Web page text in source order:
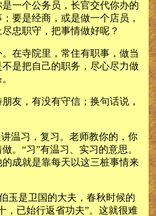
一个公务员，长官交代你办的
要是经商，或是做一个店员，
忠职守，把事情做好呢？
在寺院里，常住有职事，做当
是把自己的职务，尽心尽力做
友，有没有守信；换句话说，
温习，复习。老师教你的，你
。“习”有温习、实习的意思。
成就是靠每天以这三桩事情来
玉是卫国的大夫，春秋时候的
，已始行返省功夫”。这就很难